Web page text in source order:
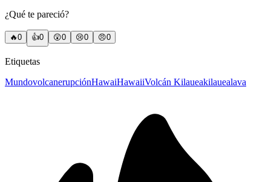
¿Qué te pareció?
🔥0 👍0 😲0 😢0 😠0
Etiquetas
MundovolcanerupciónHawaiHawaiiVolcán Kilaueakilauealava